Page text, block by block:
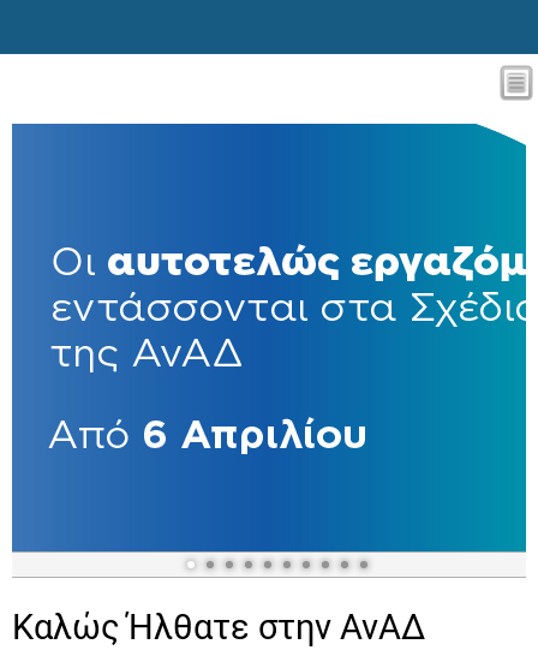
Καλώς Ήλθατε στην ΑνΑΔ